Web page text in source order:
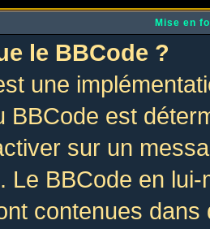
Mise en
le BBCode ?
une
BBCode est
sur un
Le BBCode en
contenues